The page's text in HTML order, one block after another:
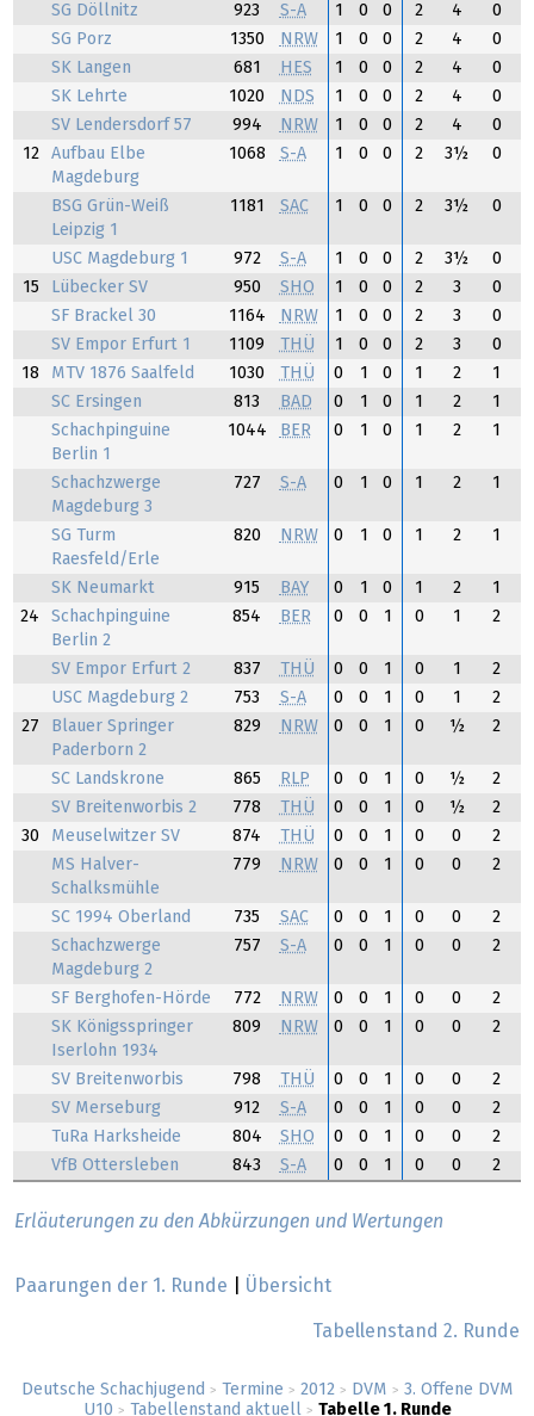
Deutsche Schachjugend > Termine > 2012 > DVM > 3. Offene DVM
U10 > Tabellenstand aktuell > Tabelle 1. Runde
SG Döllnitz 923 S-A 1 0 0 2 4
0
SG Porz
1350 NRW 1 0 0 2 4
0
SK Langen
681 HES 1 0 0 2 4
0
SK Lehrte
1020 NDS 1 0 0 2 4
0
SV Lendersdorf 57
994 NRW 1 0 0 2 4
0
12
Aufbau Elbe
Magdeburg
1068 S-A 1 0 0 2 3½ 0
BSG Grün-Weiß
Leipzig 1
1181 SAC 1 0 0 2 3½ 0
USC Magdeburg 1 972 S-A 1 0 0 2 3½
0
15
Lübecker SV 950 SHO 1 0 0 2 3
0
SF Brackel 30
1164 NRW 1 0 0 2 3
0
SV Empor Erfurt 1
1109 THÜ 1 0 0 2 3
0
18
MTV 1876 Saalfeld 1030 THÜ 0 1 0 1 2
1
SC Ersingen
813 BAD 0 1 0 1 2
1
Schachpinguine
Berlin 1
1044 BER 0 1 0 1 2 1
Schachzwerge
Magdeburg 3
727 S-A 0 1 0 1 2 1
SG Turm
Raesfeld/Erle
820 NRW 0 1 0 1 2 1
SK Neumarkt 915 BAY 0 1 0 1 2
1
24
Schachpinguine
Berlin 2
854 BER 0 0 1 0 1 2
SV Empor Erfurt 2 837 THÜ 0 0 1 0 1
2
USC Magdeburg 2
753 S-A 0 0 1 0 1
2
27
Blauer Springer
Paderborn 2
829 NRW 0 0 1 0 ½ 2
SC Landskrone 865 RLP 0 0 1 0 ½
2
SV Breitenworbis 2
778 THÜ 0 0 1 0 ½
2
30
Meuselwitzer SV 874 THÜ 0 0 1 0 0
2
MS Halver-
Schalksmühle
779 NRW 0 0 1 0 0 2
SC 1994 Oberland 735 SAC 0 0 1 0 0
2
Schachzwerge
Magdeburg 2
757 S-A 0 0 1 0 0 2
SF Berghofen-Hörde 772 NRW 0 0 1 0 0
2
SK Königsspringer
Iserlohn 1934
809 NRW 0 0 1 0 0 2
SV Breitenworbis 798 THÜ 0 0 1 0 0
2
SV Merseburg
912 S-A 0 0 1 0 0
2
TuRa Harksheide
804 SHO 0 0 1 0 0
2
VfB Ottersleben
843 S-A 0 0 1 0 0 2
Erläuterungen zu den Abkürzungen und Wertungen
Paarungen der 1. Runde Übersicht
Tabellenstand 2. Runde